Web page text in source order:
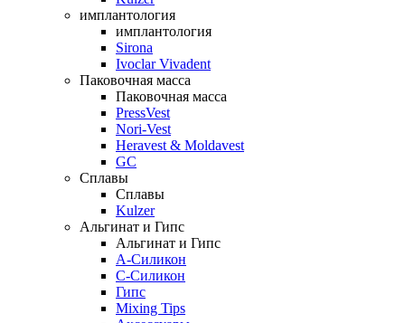
имплантология
имплантология
Sirona
Ivoclar Vivadent
Паковочная масса
Паковочная масса
PressVest
Nori-Vest
Heravest & Moldavest
GC
Сплавы
Сплавы
Kulzer
Альгинат и Гипс
Альгинат и Гипс
A-Силикон
C-Силикон
Гипс
Mixing Tips